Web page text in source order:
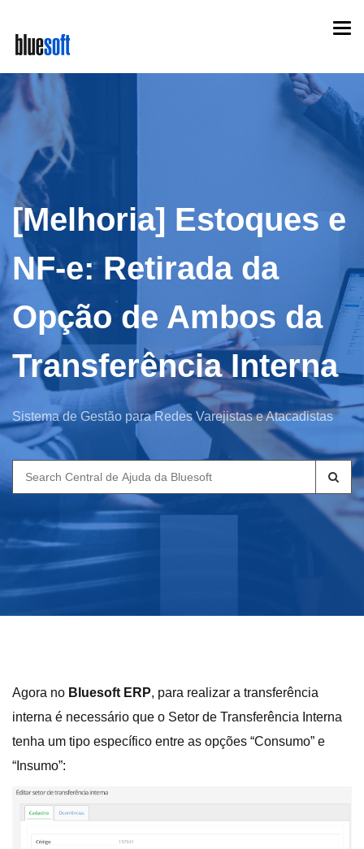
main
content
[Melhoria] Estoques e
NF-e: Retirada da
Opção de Ambos da
Transferência Interna
Sistema de Gestão para Redes Varejistas e Atacadistas
Search
for:
Agora no Bluesoft ERP, para realizar a transferência
interna é necessário que o Setor de Transferência Interna
tenha um tipo específico entre as opções “Consumo” e
“Insumo”: